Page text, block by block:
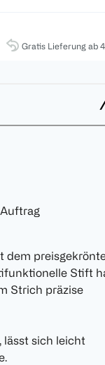
Gratis Lieferung ab
dem
Stift
Strich präzise
lässt sich leicht